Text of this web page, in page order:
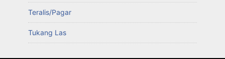
Teralis/Pagar
Tukang Las